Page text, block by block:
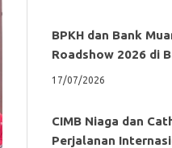
BPKH dan Bank
Roadshow 2026 di
17/07/2026
CIMB Niaga dan
Perjalanan